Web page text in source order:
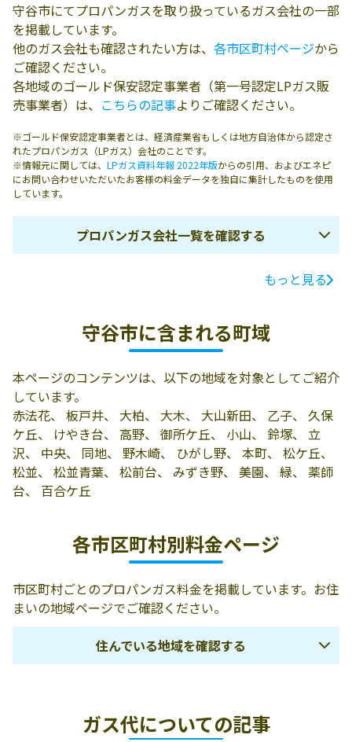
守谷市にてプロパンガスを取り扱っているガス会社の一部
を掲載しています。
他のガス会社も確認されたい方は、 各市区町村ページから
ご確認ください。
各地域のゴールド保安認定事業者（第一号認定LPガス販
売事業者）は、 こちらの記事よりご確認ください。
※ゴールド保安認定事業者とは、経済産業省もしくは地方自治体から認定さ
れたプロパンガス（LPガス）会社のことです。
※情報元に関しては、 LPガス資料年報 2022年版からの引用、およびエネピ
にお問い合わせいただいたお客様の料金データを独自に集計したものを使用
しています。
プロパンガス会社一覧を確認する
電話番号
イフ茨城みなみ
21-1
株式会社守谷商
会
守谷市守谷甲
0297-48-1124
もっと見る
守谷市に含まれる町域
本ページのコンテンツは、以下の地域を対象としてご紹介
しています。
赤法花、 板戸井、 大柏、 大木、 大山新田、 乙子、 久保
ケ丘、 けやき台、 高野、 御所ケ丘、 小山、 鈴塚、 立
沢、 中央、 同地、 野木崎、 ひがし野、 本町、 松ケ丘、
松並、 松並青葉、 松前台、 みずき野、 美園、 緑、 薬師
台、 百合ケ丘
各市区町村別料金ページ
市区町村ごとのプロパンガス料金を掲載しています。お住
まいの地域ページでご確認ください。
住んでいる地域を確認する
常陸大宮市 那珂市
ガス代についての記事